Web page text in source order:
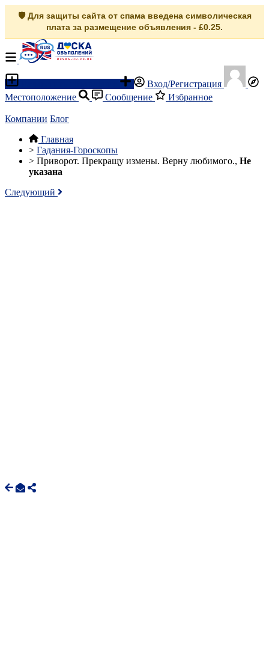
🛡️ Для защиты сайта от спама введена символическая
плата за размещение объявления - £0.25.
Вход/Регистрация
Местоположение
Сообщение Избранное
Компании Блог
Главная
> Гадания-Гороскопы
> Приворот. Прекращу измены. Верну любимого., Не
указана
Следующий